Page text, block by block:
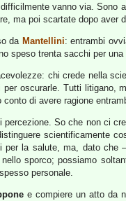
vanno via. Sono
ma poi scartate dopo aver
da Mantellini: entrambi
speso trenta sacchi per
chi crede nella
oscurarle. Tutti litigano,
di avere ragione
percezione. So che non ci
scientificamente
per la salute, ma, dato che
sporco; possiamo
personale.
e compiere un atto da